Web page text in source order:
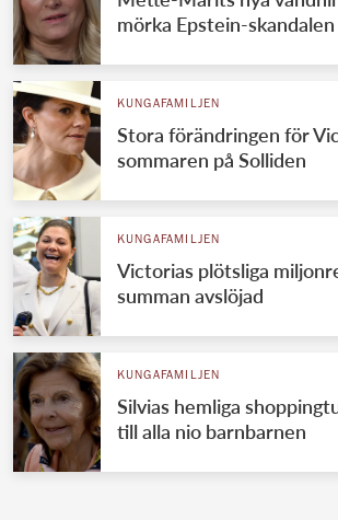
mörka Epstein-skandalen
KUNGAFAMILJEN
Stora förändringen för
sommaren på Solliden
KUNGAFAMILJEN
Victorias plötsliga
summan avslöjad
KUNGAFAMILJEN
Silvias hemliga
till alla nio barnbarnen